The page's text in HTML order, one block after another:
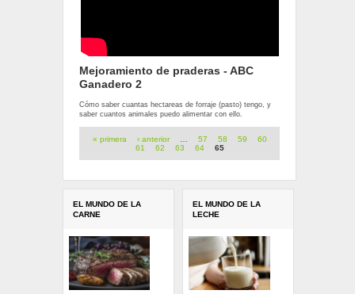
Mejoramiento de praderas - ABC
Ganadero 2
Cómo saber cuantas hectareas de forraje (pasto) tengo, y
saber cuantos animales puedo alimentar con ello.
Páginas
« primera ‹ anterior … 57 58 59
60
61
62 63 64 65
EL MUNDO DE LA
CARNE
EL MUNDO DE LA
LECHE